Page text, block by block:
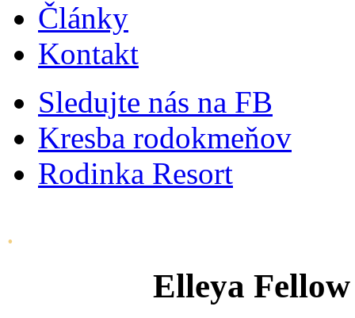
Články
Kontakt
Sledujte nás na FB
Kresba rodokmeňov
Rodinka Resort
.
Elleya